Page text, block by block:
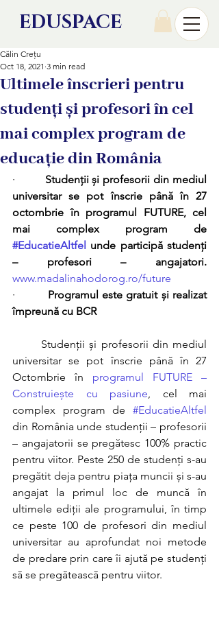
EDUSPACE
Ultimele înscrieri pentru
studenți și profesori în cel
mai complex program de
educație din România
Călin Crețu
Oct 18, 2021 3 min read
· Studenții și profesorii din mediul
universitar se pot înscrie până în 27
octombrie în programul FUTURE, cel
#EducatieAltfel unde participă studenți
www.madalinahodorog.ro/future
· Programul este gratuit și realizat
împreună cu BCR
universitar se pot înscrie până în 27
Octombrie în programul FUTURE –
Construiește cu pasiune, cel mai
complex program de #EducatieAltfel
din România unde studenții – profesorii
– angajatorii se pregătesc 100% practic
pentru viitor. Peste 250 de studenți s-au
pregătit deja pentru piața muncii și s-au
angajat la primul loc de muncă în
ultimele ediții ale programului, în timp
ce peste 100 de profesori din mediul
universitar au aprofundat noi metode
de predare prin care îi ajută pe studenți
să se pregătească pentru viitor.